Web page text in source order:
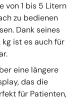
von 1 bis 5 Litern
zu bedienen
Dank seines
ist es auch für
eine längere
das die
für Patienten,